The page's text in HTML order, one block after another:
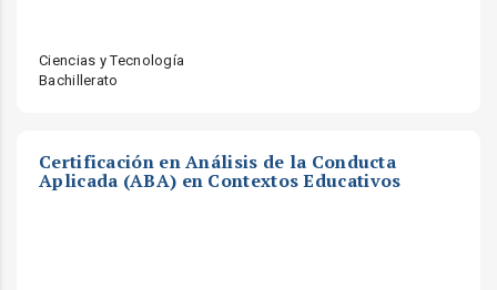
Ciencias y Tecnología
Bachillerato
Certificación en Análisis de la Conducta
Aplicada (ABA) en Contextos Educativos